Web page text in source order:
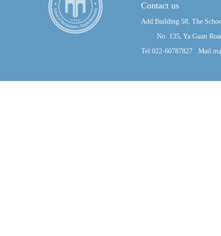
Contact us
Add:Building 58, The
No. 135, Ya Guan
Tel:022-60787827